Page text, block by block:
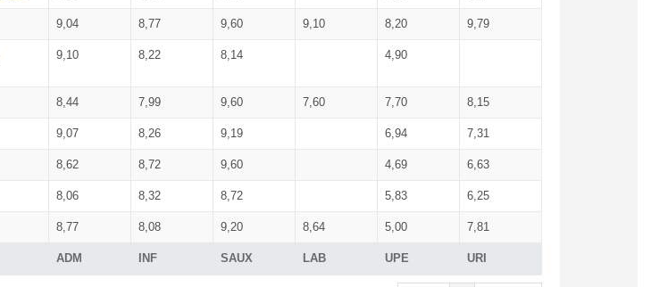
ADM INF SAUX LAB UPE URI
9,04 8,77 9,60 9,10 8,20 9,79
9,10 8,22 8,14 4,90
8,44 7,99 9,60 7,60 7,70 8,15
9,07 8,26 9,19 6,94 7,31
8,62 8,72 9,60 4,69 6,63
8,06 8,32 8,72 5,83 6,25
8,77 8,08 9,20 8,64 5,00 7,81